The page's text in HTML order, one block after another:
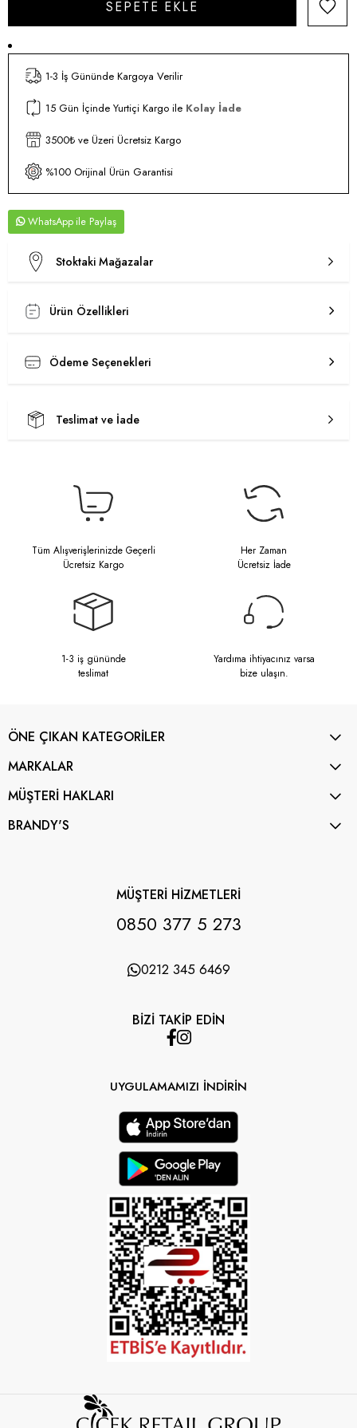
1-3 İş Gününde Kargoya Verilir
15 Gün İçinde Yurtiçi Kargo ile Kolay İade
3500₺ ve Üzeri Ücretsiz Kargo
%100 Orijinal Ürün Garantisi
WhatsApp
Stoktaki Mağazalar
Ürün Özellikleri
Ödeme Seçenekleri
Teslimat ve İade
Tüm Alışverişlerinizde Geçerli
Ücretsiz Kargo
Her Zaman
Ücretsiz İade
1-3 iş gününde
teslimat
Yardıma ihtiyacınız varsa
bize ulaşın.
ÖNE ÇIKAN KATEGORİLER
MARKALAR
MÜŞTERİ HAKLARI
BRANDY'S
MÜŞTERİ HİZMETLERİ
0850 377 5 273
0212 345 6469
BİZİ TAKİP EDİN
UYGULAMAMIZI İNDİRİN